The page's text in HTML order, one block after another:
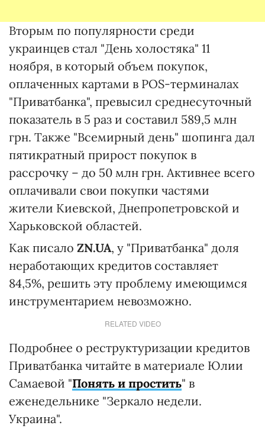
Вторым по популярности среди
украинцев стал "День холостяка" 11
ноября, в который объем покупок,
оплаченных картами в POS-терминалах
"Приватбанка", превысил среднесуточный
показатель в 5 раз и составил 589,5 млн
грн. Также "Всемирный день" шопинга дал
пятикратный прирост покупок в
рассрочку – до 50 млн грн. Активнее всего
оплачивали свои покупки частями
жители Киевской, Днепропетровской и
Харьковской областей.
Как писало ZN.UA, у "Приватбанка" доля
неработающих кредитов составляет
84,5%, решить эту проблему имеющимся
инструментарием невозможно.
RELATED VIDEO
Подробнее о реструктуризации кредитов
Приватбанка читайте в материале Юлии
Самаевой "Понять и простить" в
еженедельнике "Зеркало недели.
Украина".